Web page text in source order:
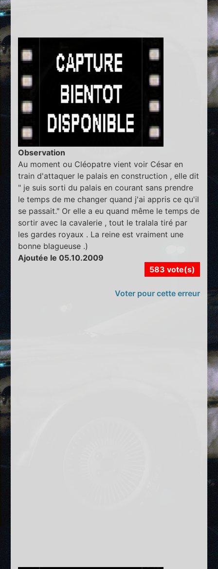
Observation
Au moment ou Cléopatre vient voir César en
train d'attaquer le palais en construction , elle dit
" je suis sorti du palais en courant sans prendre
le temps de me changer quand j'ai appris ce qu'il
se passait." Or elle a eu quand même le temps de
sortir avec la cavalerie , tout le tralala tiré par
les gardes royaux . La reine est vraiment une
bonne blagueuse .)
Ajoutée le 05.10.2009
583 vote(s)
Voter pour cette erreur